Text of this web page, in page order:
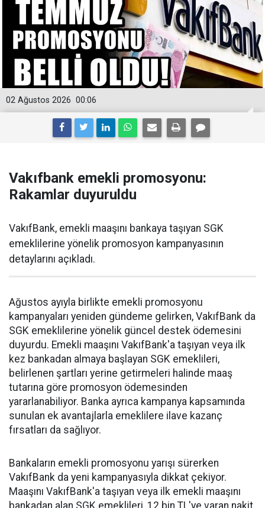
00:06
02 Ağustos 2026
Vakıfbank emekli promosyonu:
Rakamlar duyuruldu
VakıfBank, emekli maaşını bankaya taşıyan SGK
emeklilerine yönelik promosyon kampanyasının
detaylarını açıkladı.
Ağustos ayıyla birlikte emekli promosyonu
kampanyaları yeniden gündeme gelirken, VakıfBank da
SGK emeklilerine yönelik güncel destek ödemesini
duyurdu. Emekli maaşını VakıfBank'a taşıyan veya ilk
kez bankadan almaya başlayan SGK emeklileri,
belirlenen şartları yerine getirmeleri halinde maaş
tutarına göre promosyon ödemesinden
yararlanabiliyor. Banka ayrıca kampanya kapsamında
sunulan ek avantajlarla emeklilere ilave kazanç
fırsatları da sağlıyor.
Bankaların emekli promosyonu yarışı sürerken
VakıfBank da yeni kampanyasıyla dikkat çekiyor.
Maaşını VakıfBank'a taşıyan veya ilk emekli maaşını
bankadan alan SGK emeklileri, 12 bin TL'ye varan nakit